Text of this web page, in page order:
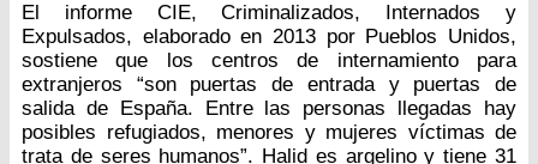
El informe CIE, Criminalizados, Internados y
Expulsados, elaborado en 2013 por Pueblos Unidos,
sostiene que los centros de internamiento para
extranjeros “son puertas de entrada y puertas de
salida de España. Entre las personas llegadas hay
posibles refugiados, menores y mujeres víctimas de
trata de seres humanos”. Halid es argelino y tiene 31